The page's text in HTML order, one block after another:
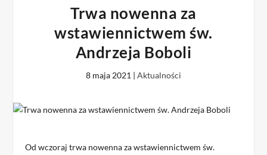
Trwa nowenna za
wstawiennictwem św.
Andrzeja Boboli
8 maja 2021 | Aktualności
Od wczoraj trwa nowenna za wstawiennictwem św.